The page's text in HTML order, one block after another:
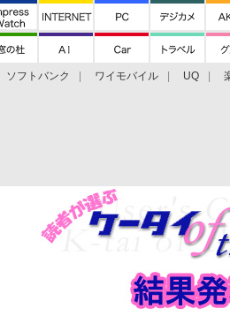
ソフトバンク ワイモバイル UQ